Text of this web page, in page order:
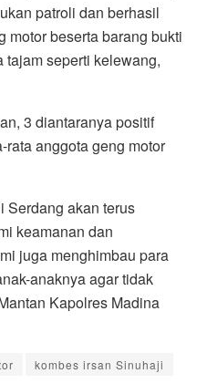
patroli dan berhasil
motor beserta barang bukti
tajam seperti kelewang,
3 diantaranya positif
anggota geng motor
Serdang akan terus
keamanan dan
juga menghimbau para
anaknya agar tidak
Kapolres Madina
kombes irsan Sinuhaji